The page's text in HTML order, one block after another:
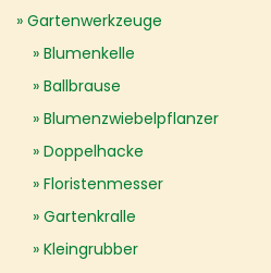
Gartenwerkzeuge
Blumenkelle
Ballbrause
Blumenzwiebelpflanzer
Doppelhacke
Floristenmesser
Gartenkralle
Kleingrubber